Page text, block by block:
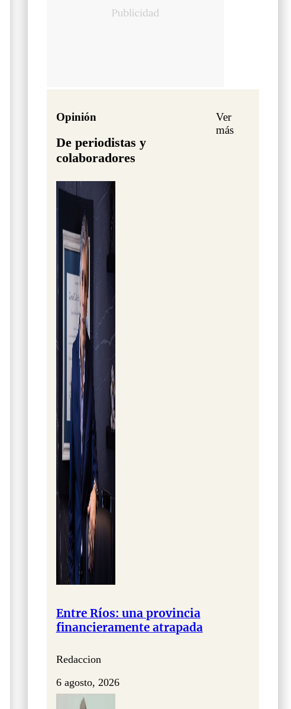
Opinión
De periodistas y
colaboradores
Ver
más
Entre Ríos: una provincia
financieramente atrapada
Redaccion
6 agosto, 2026